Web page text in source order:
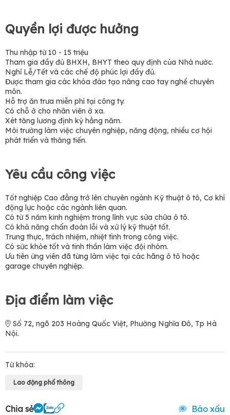
Quyền lợi được hưởng
Thu nhập từ 10 - 15 triệu
Tham gia đầy đủ BHXH, BHYT theo quy định của Nhà nước.
Nghỉ Lễ/Tết và các chế độ phúc lợi đầy đủ.
Được tham gia các khóa đào tạo nâng cao tay nghề chuyên
môn.
Hỗ trợ ăn trưa miễn phí tại công ty.
Có chỗ ở cho nhân viên ở xa.
Xét tăng lương định kỳ hằng năm.
Môi trường làm việc chuyên nghiệp, năng động, nhiều cơ hội
phát triển và thăng tiến.
Yêu cầu công việc
Tốt nghiệp Cao đẳng trở lên chuyên ngành Kỹ thuật ô tô, Cơ khí
động lực hoặc các ngành liên quan.
Có từ 5 năm kinh nghiệm trong lĩnh vực sửa chữa ô tô.
Có khả năng chẩn đoán lỗi và xử lý kỹ thuật tốt.
Trung thực, trách nhiệm, nhiệt tình trong công việc.
Có sức khỏe tốt và tinh thần làm việc đội nhóm.
Ưu tiên ứng viên đã từng làm việc tại các hãng ô tô hoặc
garage chuyên nghiệp.
Địa điểm làm việc
Số 72, ngõ 203 Hoàng Quốc Việt, Phường Nghĩa Đô, Tp Hà
Nội.
Từ khóa:
Lao động phổ thông
Chia sẻ Báo xấu